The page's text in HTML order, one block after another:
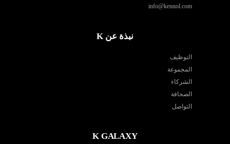
info@kennol.com
نبذة عن K
التوظيف
المجموعة
الشركاء
الصحافة
التواصل
K GALAXY